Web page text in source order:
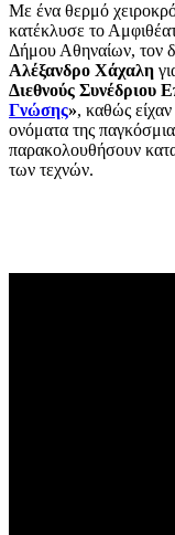
Με ένα θερμό
κατέκλυσε το
Δήμου Αθηναίων, τον
Αλέξανδρο Χάχαλη
Διεθνούς Συνέδριου
Γνώσης», καθώς
ονόματα της
παρακολουθήσουν
των τεχνών.